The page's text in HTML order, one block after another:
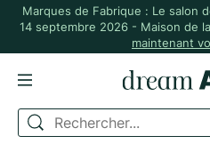
Marques de Fabrique : Le salon
14 septembre 2026 - Maison de la
maintenant
ACCUEIL
PAPETERIE
CARTES DE VŒUX, CARTES